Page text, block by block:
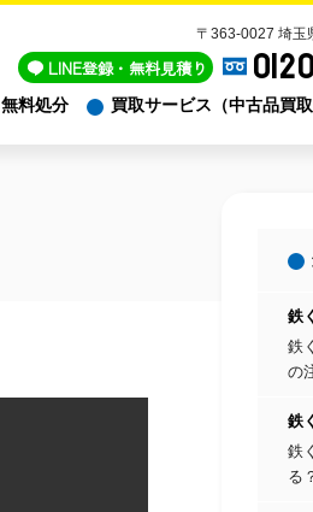
無料処分 買取サービス（中古品買取
LINE登録・無料見積り
〒363-0027 埼玉
鉄
鉄
の
鉄
鉄
る